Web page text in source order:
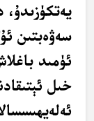
يەتكۈزىدۇ،
سەۋەبتىن
ئۈمىد
خىل